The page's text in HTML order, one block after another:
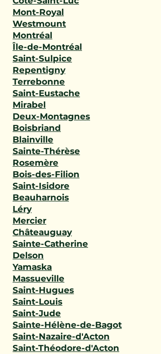
Mont-Royal
Westmount
Montréal
Île-de-Montréal
Saint-Sulpice
Repentigny
Terrebonne
Saint-Eustache
Mirabel
Deux-Montagnes
Boisbriand
Blainville
Sainte-Thérèse
Rosemère
Bois-des-Filion
Saint-Isidore
Beauharnois
Léry
Mercier
Châteauguay
Sainte-Catherine
Delson
Yamaska
Massueville
Saint-Hugues
Saint-Louis
Saint-Jude
Sainte-Hélène-de-Bagot
Saint-Nazaire-d'Acton
Saint-Théodore-d'Acton